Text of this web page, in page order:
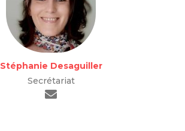
Stéphanie Desaguiller
Secrétariat